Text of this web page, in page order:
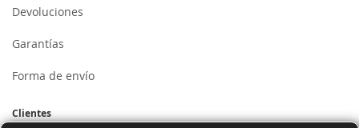
Devoluciones
Garantías
Forma de envío
Clientes